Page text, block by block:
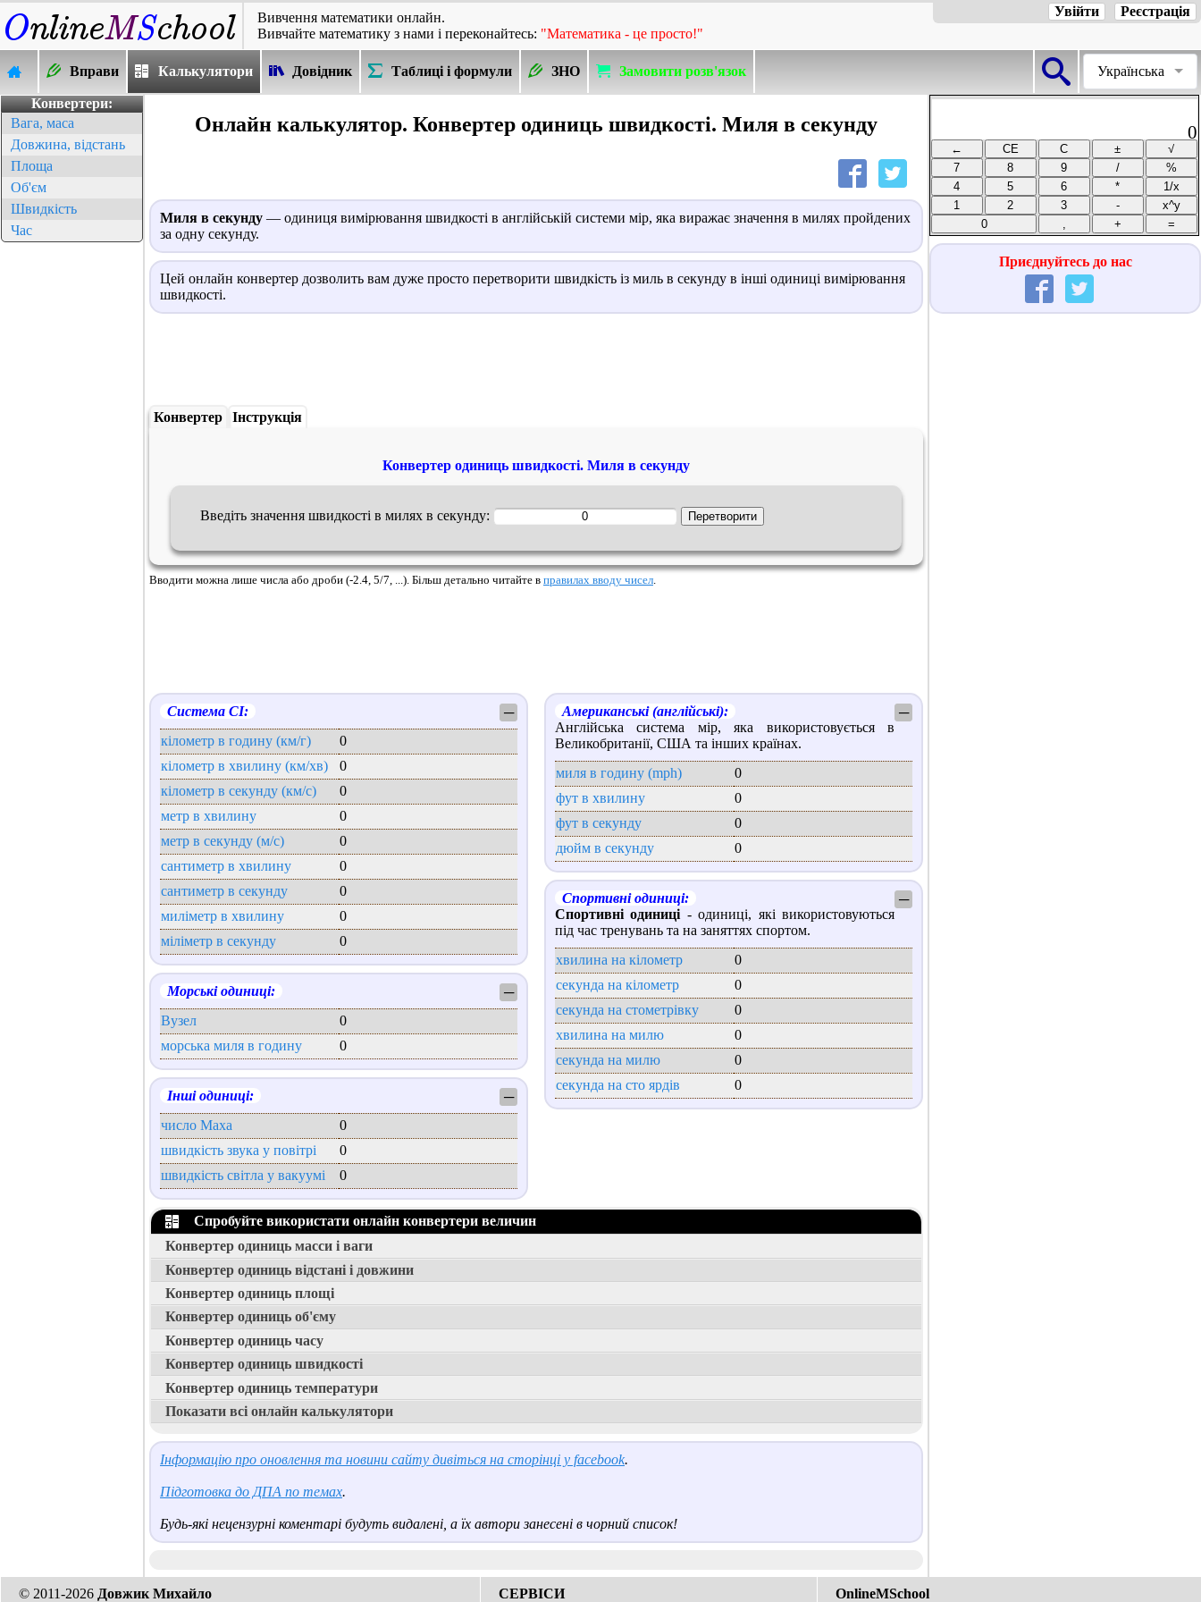
Вивчення математики онлайн.
Вивчайте математику з нами і переконайтесь: "Математика - це просто!"
Реєстрація
Увійти
Українська
Вправи Калькулятори Довідник Таблиці і формули ЗНО Замовити розв'язок
Конвертери:
Вага, маса
Довжина, відстань
Площа
Об'єм
Швидкість
Час
Онлайн калькулятор. Конвертер одиниць швидкості. Миля в секунду
Миля в секунду — одиниця вимірювання швидкості в англійській системи мір, яка виражає значення в милях пройдених
за одну секунду.
Цей онлайн конвертер дозволить вам дуже просто перетворити швидкість із миль в секунду в інші одиниці вимірювання
швидкості.
Конвертер Інструкція
Конвертер одиниць швидкості. Миля в секунду
Введіть значення швидкості в милях в секунду:
Вводити можна лише числа або дроби (-2.4, 5/7, ...). Більш детально читайте в правилах вводу чисел
Система СІ:
─
кілометр в годину (км/г)
0
кілометр в хвилину (км/хв)
0
кілометр в секунду (км/с)
0
метр в хвилину
0
метр в секунду (м/с)
0
сантиметр в хвилину
0
сантиметр в секунду
0
миліметр в хвилину
0
міліметр в секунду
0
Морські одиниці:
─
Вузел
0
морська миля в годину
0
Інші одиниці:
─
число Маха
0
швидкість звука у повітрі
0
швидкість світла у вакуумі
0
Американські (англійські):
─
Англійська система мір, яка використовується в
Великобританії, США та інших країнах.
миля в годину (mph)
0
фут в хвилину
0
фут в секунду
0
дюйм в секунду
0
Спортивні одиниці:
─
Спортивні одиниці - одиниці, які використовуються
під час тренувань та на заняттях спортом.
хвилина на кілометр
0
секунда на кілометр
0
секунда на стометрівку
0
хвилина на милю
0
секунда на милю
0
секунда на сто ярдів
0
Спробуйте використати онлайн конвертери величин
Конвертер одиниць масси і ваги
Конвертер одиниць відстані і довжини
Конвертер одиниць площі
Конвертер одиниць об'єму
Конвертер одиниць часу
Конвертер одиниць швидкості
Конвертер одиниць температури
Показати всі онлайн калькулятори
Інформацію про оновлення та новини сайту дивіться на сторінці у facebook.
Підготовка до ДПА по темах.
Будь-які нецензурні коментарі будуть видалені, а їх автори занесені в чорний список!
0
Приєднуйтесь до нас
© 2011-2026 Довжик Михайло СЕРВІСИ OnlineMSchool